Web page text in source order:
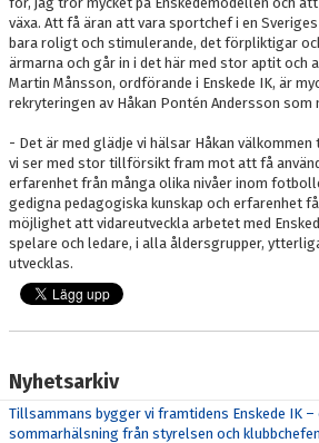
växa. Att få äran att vara sportchef i en
bara roligt och stimulerande, det förpliktigar
ärmarna och går in i det här med stor aptit och
Martin Månsson, ordförande i Enskede IK, är
rekryteringen av Håkan Pontén Andersson som
- Det är med glädje vi hälsar Håkan
vi ser med stor tillförsikt fram mot att få
erfarenhet från många olika nivåer inom
gedigna pedagogiska kunskap och erfarenhet
möjlighet att vidareutveckla arbetet med
spelare och ledare, i alla åldersgrupper,
utvecklas.
Nyhetsarkiv
Tillsammans bygger vi framtidens Enskede IK –
sommarhälsning från styrelsen och klubbchefen